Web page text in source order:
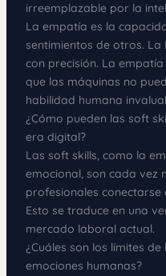
irreemplazable por la
La empatía es la
sentimientos de otros. La
con precisión. La
que las máquinas no
habilidad humana
¿Cómo pueden las soft
era digital?
Las soft skills, como la
emocional, son cada vez
profesionales
Esto se traduce en una
mercado laboral actual.
¿Cuáles son los límites
emociones humanas?